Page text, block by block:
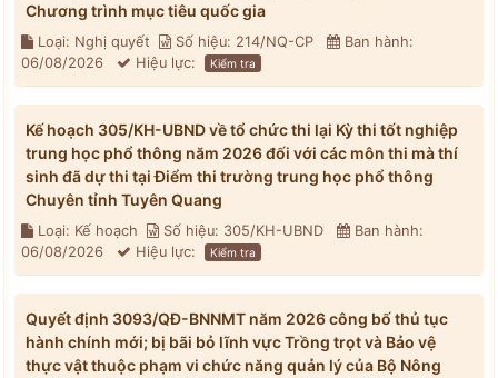
Chương trình mục tiêu quốc gia
Loại: Nghị quyết Số hiệu: 214/NQ-CP
Ban hành:
06/08/2026
Hiệu lực: Kiểm tra
Kế hoạch 305/KH-UBND về tổ chức thi lại Kỳ thi tốt nghiệp
trung học phổ thông năm 2026 đối với các môn thi mà thí
sinh đã dự thi tại Điểm thi trường trung học phổ thông
Chuyên tỉnh Tuyên Quang
Loại: Kế hoạch Số hiệu: 305/KH-UBND
Ban hành:
06/08/2026
Hiệu lực: Kiểm tra
Quyết định 3093/QĐ-BNNMT năm 2026 công bố thủ tục
hành chính mới; bị bãi bỏ lĩnh vực Trồng trọt và Bảo vệ
thực vật thuộc phạm vi chức năng quản lý của Bộ Nông